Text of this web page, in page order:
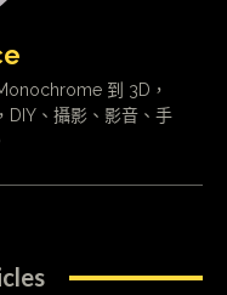
到 3D，
DIY、攝影、影音、手